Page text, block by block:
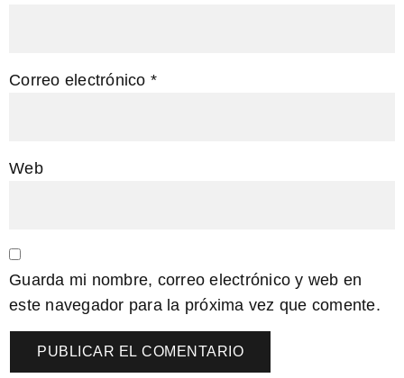
Correo electrónico *
Web
Guarda mi nombre, correo electrónico y web en
este navegador para la próxima vez que comente.